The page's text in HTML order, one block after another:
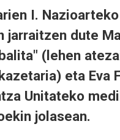
I.
jarraitzen dute
(lehen
eta Eva
Unitateko
jolasean.